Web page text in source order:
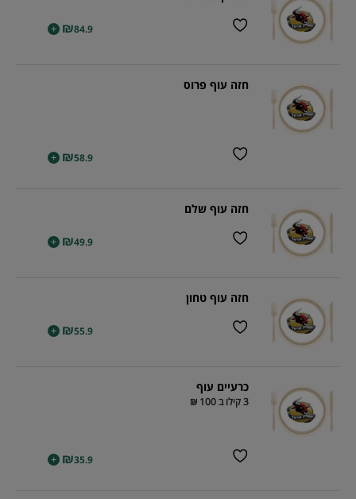
₪84.9
+
חזה עוף פרוס
₪58.9
+
חזה עוף שלם
₪49.9
+
חזה עוף טחון
₪55.9
+
כרעיים עוף
3 קילו ב 100 ₪
₪35.9
+